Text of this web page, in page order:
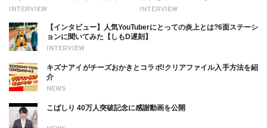
INTERVIEW
ついても
INTERVIEW
INTERVIEW
【インタビュー】人気YouTuberにとっての炎上とは?6面ステーシ
ョンに聞いてみた【しもD遅刻】
NEWS
キズナアイがチーズおかきとコラボ!クリアファイル入手方法を紹
介
こばしり 40万人突破記念に感謝動画を公開